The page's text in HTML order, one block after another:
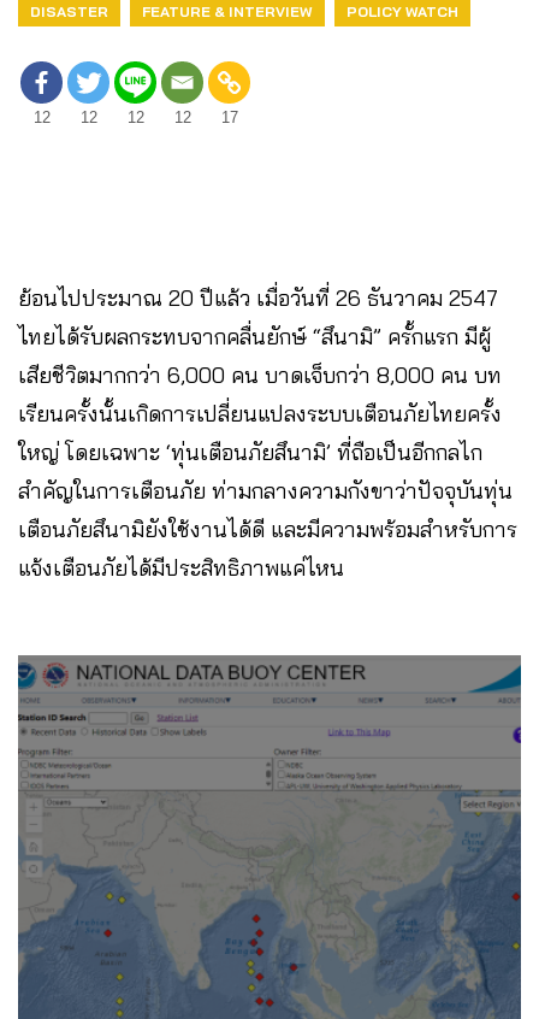
DISASTER FEATURE & INTERVIEW POLICY WATCH
12 12 12 12 17
ย้อนไปประมาณ 20 ปีแล้ว เมื่อวันที่ 26 ธันวาคม 2547
ไทยได้รับผลกระทบจากคลื่นยักษ์ “สึนามิ” ครั้กแรก มีผู้
เสียชีวิตมากกว่า 6,000 คน บาดเจ็บกว่า 8,000 คน บท
เรียนครั้งนั้นเกิดการเปลี่ยนแปลงระบบเตือนภัยไทยครั้ง
ใหญ่ โดยเฉพาะ ‘ทุ่นเตือนภัยสึนามิ’ ที่ถือเป็นอีกกลไก
สำคัญในการเตือนภัย ท่ามกลางความกังขาว่าปัจจุบันทุ่น
เตือนภัยสึนามิยังใช้งานได้ดี และมีความพร้อมสำหรับการ
แจ้งเตือนภัยได้มีประสิทธิภาพแค่ไหน